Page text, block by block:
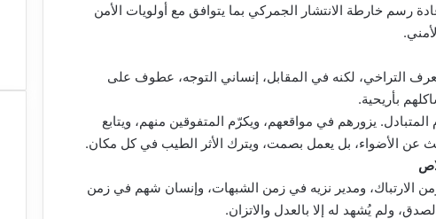
رسم خارطة الانتشار الجمركي بما يتوافق مع أولويات الأمن
يعرف التراخي، لكنه في المقابل، إنساني التوجه، عطوف على
بأريحية.
يزورهم في مواقعهم، ويكرّم المتفوقين منهم، ويتابع
عن الأضواء، بل يعمل بصمت، ويترك الأثر الطيب في كل مكان.
الارتباك، ومدير نزيه في زمن الشبهات، وإنسان شهم في زمن
ولم يُشهد له إلا بالعدل والاتزان.